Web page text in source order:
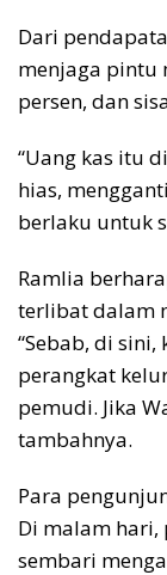
Dari
menjaga pintu
persen, dan
“Uang kas itu
hias,
berlaku untuk
Ramlia
terlibat dalam
“Sebab, di
perangkat
pemudi. Jika
tambahnya.
Para
Di malam hari,
sembari